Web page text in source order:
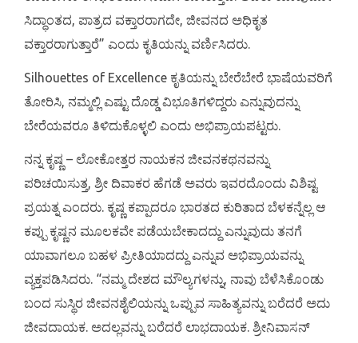
ಸಿದ್ಧಾಂತದ, ಪಾತ್ರದ ವಕ್ತಾರರಾಗದೇ, ಜೀವನದ ಅಧಿಕೃತ
ವಕ್ತಾರರಾಗುತ್ತಾರೆ” ಎಂದು ಕೃತಿಯನ್ನು ವರ್ಣಿಸಿದರು.
Silhouettes of Excellence ಕೃತಿಯನ್ನು ಬೇರೆಬೇರೆ ಭಾಷೆಯವರಿಗೆ
ತೋರಿಸಿ, ನಮ್ಮಲ್ಲಿ ಎಷ್ಟು ದೊಡ್ಡ ವಿಭೂತಿಗಳಿದ್ದರು ಎನ್ನುವುದನ್ನು
ಬೇರೆಯವರೂ ತಿಳಿದುಕೊಳ್ಳಲಿ ಎಂದು ಅಭಿಪ್ರಾಯಪಟ್ಟರು.
ನನ್ನ ಕೃಷ್ಣ – ಲೋಕೋತ್ತರ ನಾಯಕನ ಜೀವನಕಥನವನ್ನು
ಪರಿಚಯಿಸುತ್ತ, ಶ್ರೀ ದಿವಾಕರ ಹೆಗಡೆ ಅವರು ಇವರದೊಂದು ವಿಶಿಷ್ಟ
ಪ್ರಯತ್ನ ಎಂದರು. ಕೃಷ್ಣ ಕಪ್ಪಾದರೂ ಭಾರತದ ಕುರಿತಾದ ಬೆಳಕನ್ನೆಲ್ಲ ಆ
ಕಪ್ಪು ಕೃಷ್ಣನ ಮೂಲಕವೇ ಪಡೆಯಬೇಕಾದದ್ದು ಎನ್ನುವುದು ತನಗೆ
ಯಾವಾಗಲೂ ಬಹಳ ಪ್ರೀತಿಯಾದದ್ದು ಎನ್ನುವ ಅಭಿಪ್ರಾಯವನ್ನು
ವ್ಯಕ್ತಪಡಿಸಿದರು. “ನಮ್ಮ ದೇಶದ ಮೌಲ್ಯಗಳನ್ನು, ನಾವು ಬೆಳೆಸಿಕೊಂಡು
ಬಂದ ಸುಸ್ಥಿರ ಜೀವನಶೈಲಿಯನ್ನು ಒಪ್ಪುವ ಸಾಹಿತ್ಯವನ್ನು ಬರೆದರೆ ಅದು
ಜೀವದಾಯಕ. ಅದಲ್ಲವನ್ನು ಬರೆದರೆ ಲಾಭದಾಯಕ. ಶ್ರೀನಿವಾಸನ್